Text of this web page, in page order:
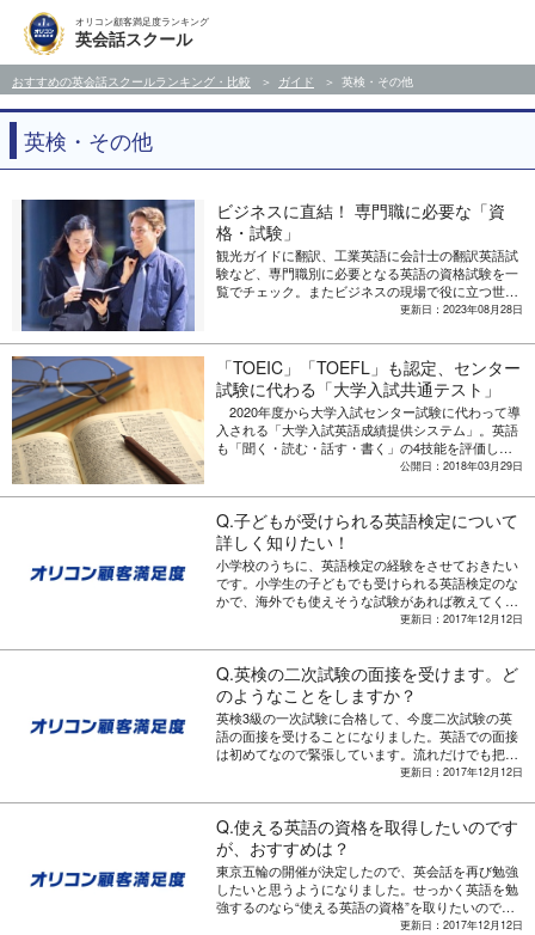
オリコン顧客満足度ランキング
英会話スクール
おすすめの英会話スクールランキング・比較 ガイド 英検・その他
英検・その他
ビジネスに直結！ 専門職に必要な「資
格・試験」
観光ガイドに翻訳、工業英語に会計士の翻訳英語試
験など、専門職別に必要となる英語の資格試験を一
覧でチェック。またビジネスの現場で役に立つ世界
初のオンラインで4技能検定を実現した「GTEC」
わせて紹介。
更新日：2023年08月28日
「TOEIC」「TOEFL」も認定、センター
試験に代わる「大学入試共通テスト」
2020年度から大学入試センター試験に代わって導
入される「大学入試英語成績提供システム」。英語
も「聞く・読む・話す・書く」の4技能を評価し、
英語の民間試験での代替が可能になった。日本で
ュニケーション協会（IIBC）は、「TOEIC Listening
＆Reading Test（以下、TOEIC L＆R）」および
「TOEIC Speraking ＆ Writing Tests（以下、TOEIC
S＆W）が、今回同システムの参加要件を満たした
テストとして確認されたと発表。 TOEIC L＆Rは
マークシートによる一斉客観テストで、リスニング
とリーディングの2つの英語力を測定。全都道府県
で2月と8月を除く年10回を実施。TOEIC S＆Wは、
国主要都市にて年24回開催している。 「大学入
試共通テスト」で活用されるのは、TOEICのほか
に、実用英語技能検定（英検）、TOEFL、ケンブリ
ッジ英語検定、IELTSなど7種。料金は約6000円～2
万5000円と、検定により異なる。 ＞＞ 知ってる？
「TOEIC」と「TOEFL」の違い ＞＞ ビジネスシー
ンで活躍！ 習得度で選ばれた＜英会話スクール＞
こちら！ 「TOEIC L＆R」が公開テストの“年間実施
回数”増加を発表 立地の良さ＆英会話力UP！ 教室の
雰囲気で選ばれた＜英会話スクール＞ランキング ビ
ジネスにおける「TOEICのスコアの目安」 現場で
必要な点数とは？ 自分の成長を実感！【英会話レッ
スン 満足度ランキング】 TOEICで間違いやすい
「単語・熟語」1位は 講師の満足度で選んだ【英会
公開日：2018年03月29日
Q.子どもが受けられる英語検定について
詳しく知りたい！
小学校のうちに、英語検定の経験をさせておきたい
です。小学生の子どもでも受けられる英語検定のな
かで、海外でも使えそうな試験があれば教えてくだ
更新日：2017年12月12日
Q.英検の二次試験の面接を受けます。ど
のようなことをしますか？
英検3級の一次試験に合格して、今度二次試験の英
語の面接を受けることになりました。英語での面接
は初めてなので緊張しています。流れだけでも把握
しておいたほうがいいと思うので、二次試験の流れ
更新日：2017年12月12日
Q.使える英語の資格を取得したいのです
が、おすすめは？
東京五輪の開催が決定したので、英会話を再び勉強
したいと思うようになりました。せっかく英語を勉
強するのなら“使える英語の資格”を取りたいので
す。多くの資格試験がありますが、お勧めの資格試
更新日：2017年12月12日